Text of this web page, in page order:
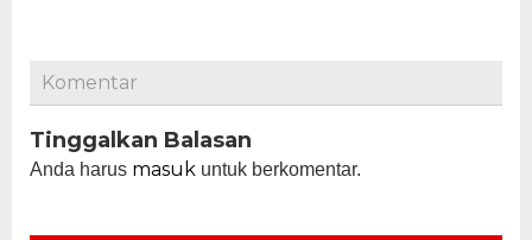
Komentar
Tinggalkan Balasan
Anda harus masuk untuk berkomentar.